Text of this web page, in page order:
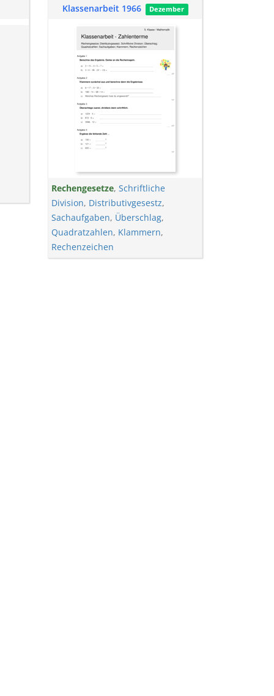
Klassenarbeit 1966 Dezember
Rechengesetze,Schriftliche
Division, Distributivgesestz,
Sachaufgaben, Überschlag,
Quadratzahlen, Klammern,
Rechenzeichen